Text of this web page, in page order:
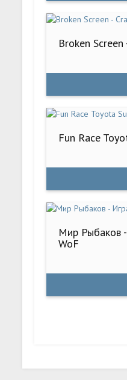
Broken Screen
Fun Race
Мир Рыбаков
WoF